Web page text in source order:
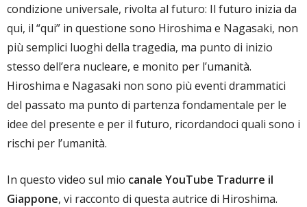
condizione universale, rivolta al futuro: Il futuro inizia da
qui, il “qui” in questione sono Hiroshima e Nagasaki, non
più semplici luoghi della tragedia, ma punto di inizio
stesso dell’era nucleare, e monito per l’umanità.
Hiroshima e Nagasaki non sono più eventi drammatici
del passato ma punto di partenza fondamentale per le
idee del presente e per il futuro, ricordandoci quali sono i
rischi per l’umanità.
In questo video sul mio canale YouTube Tradurre il
Giappone, vi racconto di questa autrice di Hiroshima.